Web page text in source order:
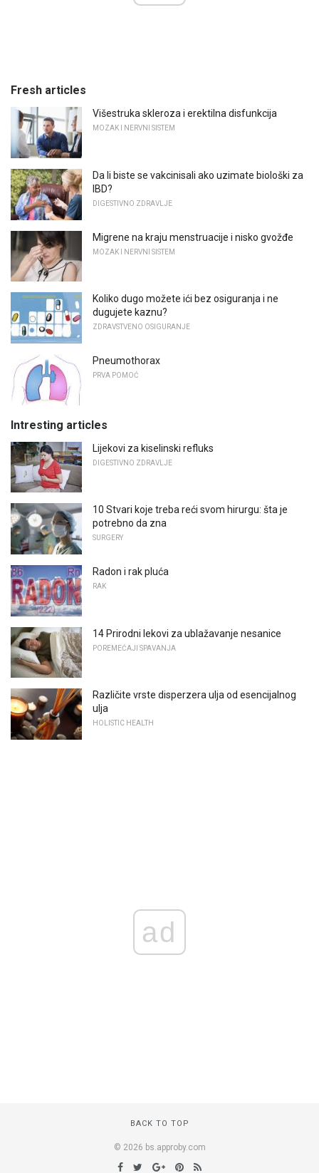
Fresh articles
Višestruka skleroza i erektilna disfunkcija
MOZAK I NERVNI SISTEM
Da li biste se vakcinisali ako uzimate biološki za
IBD?
DIGESTIVNO ZDRAVLJE
Migrene na kraju menstruacije i nisko gvožđe
MOZAK I NERVNI SISTEM
Koliko dugo možete ići bez osiguranja i ne
dugujete kaznu?
ZDRAVSTVENO OSIGURANJE
Pneumothorax
PRVA POMOĆ
Intresting articles
Lijekovi za kiselinski refluks
DIGESTIVNO ZDRAVLJE
10 Stvari koje treba reći svom hirurgu: šta je
potrebno da zna
SURGERY
Radon i rak pluća
RAK
14 Prirodni lekovi za ublažavanje nesanice
POREMEĆAJI SPAVANJA
Različite vrste disperzera ulja od esencijalnog
ulja
HOLISTIC HEALTH
ad
BACK TO TOP
© 2026 bs.approby.com